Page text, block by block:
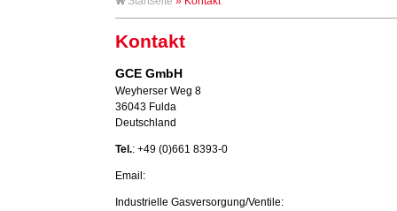
Kontakt
GCE GmbH
Weyherser Weg 8
36043 Fulda
Deutschland
Tel.: +49 (0)661 8393-0
Email:
Industrielle Gasversorgung/Ventile: